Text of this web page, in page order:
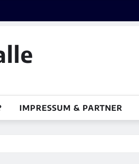
IMPRESSUM & PARTNER